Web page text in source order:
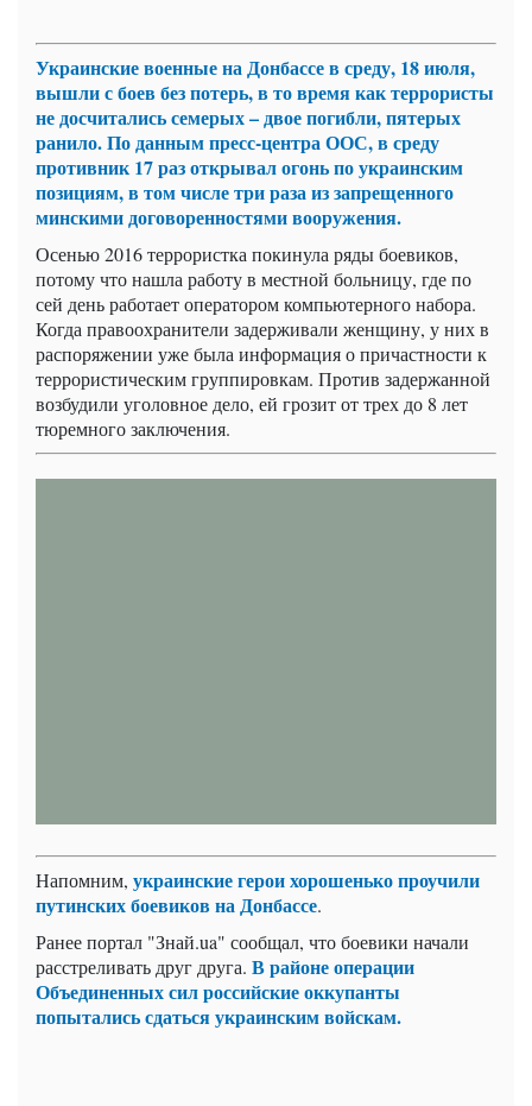
Украинские военные на Донбассе в среду, 18 июля,
вышли с боев без потерь, в то время как террористы
не досчитались семерых – двое погибли, пятерых
ранило.По данным пресс-центра ООС, в среду
противник 17 раз открывал огонь по украинским
позициям, в том числе три раза из запрещенного
минскими договоренностями вооружения.
Осенью 2016 террористка покинула ряды боевиков,
потому что нашла работу в местной больницу, где по
сей день работает оператором компьютерного набора.
Когда правоохранители задерживали женщину, у них в
распоряжении уже была информация о причастности к
террористическим группировкам. Против задержанной
возбудили уголовное дело, ей грозит от трех до 8 лет
тюремного заключения.
Напомним, украинские герои хорошенько проучили
путинских боевиков на Донбассе.
Ранее портал "Знай.ua" сообщал, что боевики начали
расстреливать друг друга. В районе операции
Объединенных сил российские оккупанты
попытались сдаться украинским войскам.